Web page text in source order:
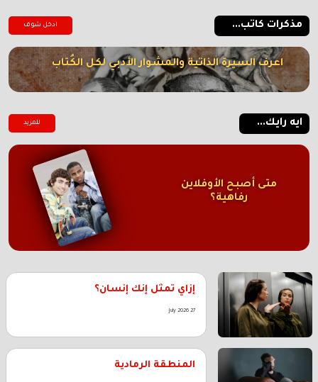
مذكرات كاتب... ادخل شوف
اعرف السيرة الذاتية والمشوار الأدبي لكل الكُتاب
ايه رايك... للمزيد
متى أصبح الأوفلاين
رفاهية؟
إزاي تمثل إنك إنسان؟
27 July 2026
المنطقة الرمادية